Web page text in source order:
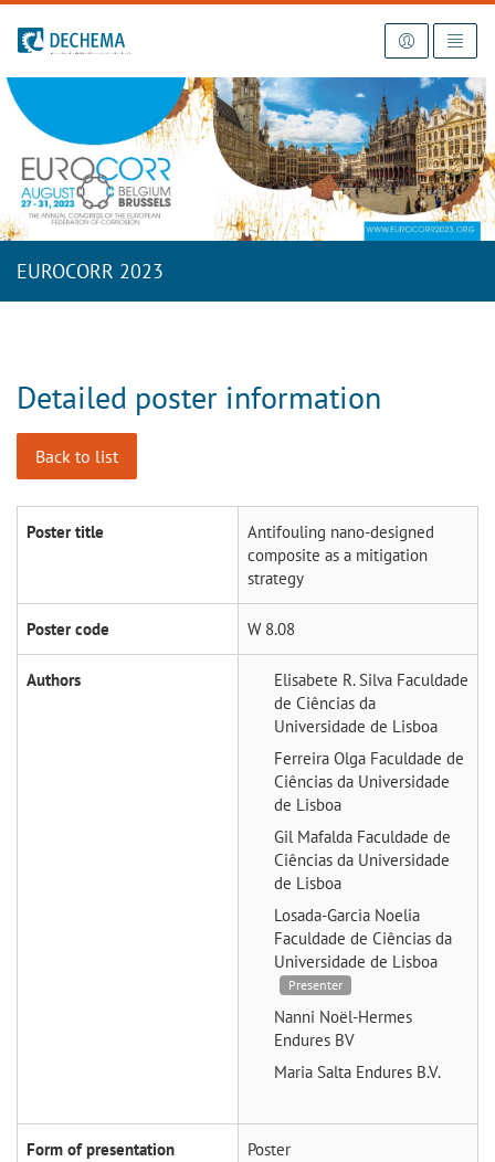
To the homepage
EUROCORR 2023
Detailed poster information
Back to list
Poster title
Antifouling nano-designed
composite as a mitigation
strategy
Poster code W 8.08
Authors Elisabete R. Silva Faculdade
de Ciências da
Universidade de Lisboa
Ferreira Olga Faculdade de
Ciências da Universidade
de Lisboa
Gil Mafalda Faculdade de
Ciências da Universidade
de Lisboa
Losada-Garcia Noelia
Faculdade de Ciências da
Universidade de Lisboa
Presenter
Nanni Noël-Hermes
Endures BV
Maria Salta Endures B.V.
Form of presentation Poster